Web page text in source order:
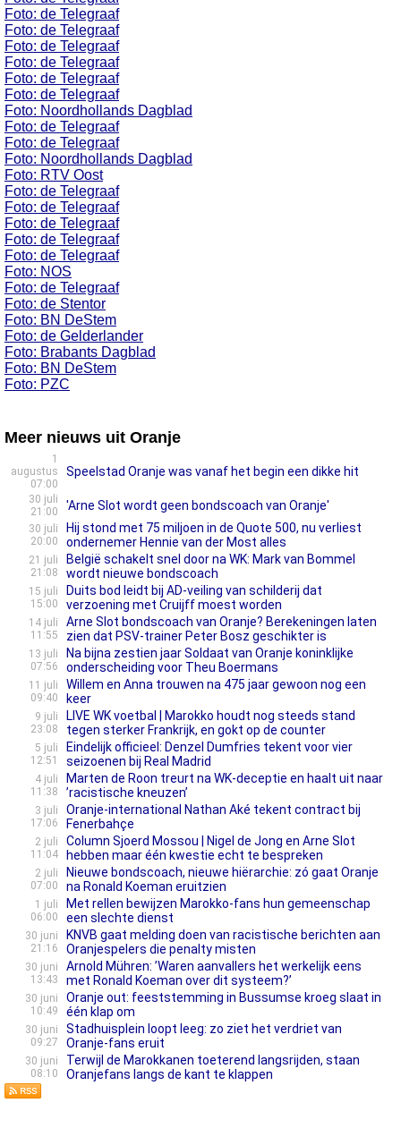
Foto: de Telegraaf
Foto: de Telegraaf
Foto: de Telegraaf
Foto: de Telegraaf
Foto: de Telegraaf
Foto: de Telegraaf
Foto: Noordhollands Dagblad
Foto: de Telegraaf
Foto: de Telegraaf
Foto: Noordhollands Dagblad
Foto: RTV Oost
Foto: de Telegraaf
Foto: de Telegraaf
Foto: de Telegraaf
Foto: de Telegraaf
Foto: de Telegraaf
Foto: NOS
Foto: de Telegraaf
Foto: de Stentor
Foto: BN DeStem
Foto: de Gelderlander
Foto: Brabants Dagblad
Foto: BN DeStem
Foto: PZC
Meer nieuws uit Oranje
1
augustus
07:00
Speelstad Oranje was vanaf het begin een dikke hit
30 juli
21:00
'Arne Slot wordt geen bondscoach van Oranje'
30 juli
20:00
Hij stond met 75 miljoen in de Quote 500, nu verliest
ondernemer Hennie van der Most alles
21 juli
21:08
België schakelt snel door na WK: Mark van Bommel
wordt nieuwe bondscoach
15 juli
15:00
Duits bod leidt bij AD-veiling van schilderij dat
verzoening met Cruijff moest worden
14 juli
11:55
Arne Slot bondscoach van Oranje? Berekeningen laten
zien dat PSV-trainer Peter Bosz geschikter is
13 juli
07:56
Na bijna zestien jaar Soldaat van Oranje koninklijke
onderscheiding voor Theu Boermans
11 juli
09:40
Willem en Anna trouwen na 475 jaar gewoon nog een
keer
9 juli
23:08
LIVE WK voetbal | Marokko houdt nog steeds stand
tegen sterker Frankrijk, en gokt op de counter
5 juli
12:51
Eindelijk officieel: Denzel Dumfries tekent voor vier
seizoenen bij Real Madrid
4 juli
11:38
Marten de Roon treurt na WK-deceptie en haalt uit naar
’racistische kneuzen’
3 juli
17:06
Oranje-international Nathan Aké tekent contract bij
Fenerbahçe
2 juli
11:04
Column Sjoerd Mossou | Nigel de Jong en Arne Slot
hebben maar één kwestie echt te bespreken
2 juli
07:00
Nieuwe bondscoach, nieuwe hiërarchie: zó gaat Oranje
na Ronald Koeman eruitzien
1 juli
06:00
Met rellen bewijzen Marokko-fans hun gemeenschap
een slechte dienst
30 juni
21:16
KNVB gaat melding doen van racistische berichten aan
Oranjespelers die penalty misten
30 juni
13:43
Arnold Mühren: ’Waren aanvallers het werkelijk eens
met Ronald Koeman over dit systeem?’
30 juni
10:49
Oranje out: feeststemming in Bussumse kroeg slaat in
één klap om
30 juni
09:27
Stadhuisplein loopt leeg: zo ziet het verdriet van
Oranje-fans eruit
30 juni
08:10
Terwijl de Marokkanen toeterend langsrijden, staan
Oranjefans langs de kant te klappen